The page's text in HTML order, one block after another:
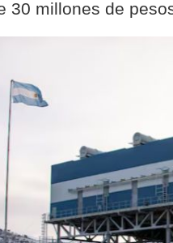
30 millones de